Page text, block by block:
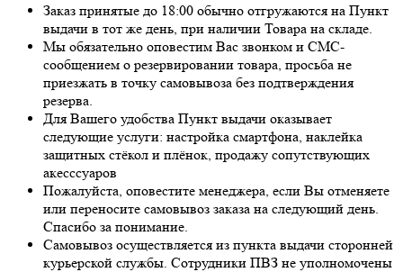
Заказ принятые до 18:00 обычно отгружаются на Пункт
выдачи в тот же день, при наличии Товара на складе.
Мы обязательно оповестим Вас звонком и СМС-
сообщением о резервировании товара, просьба не
приезжать в точку самовывоза без подтверждения
резерва.
Для Вашего удобства Пункт выдачи оказывает
следующие услуги: настройка смартфона, наклейка
защитных стёкол и плёнок, продажу сопутствующих
акесссуаров
Пожалуйста, оповестите менеджера, если Вы отменяете
или переносите самовывоз заказа на следующий день.
Спасибо за понимание.
Самовывоз осуществляется из пункта выдачи сторонней
курьерской службы. Сотрудники ПВЗ не уполномочены